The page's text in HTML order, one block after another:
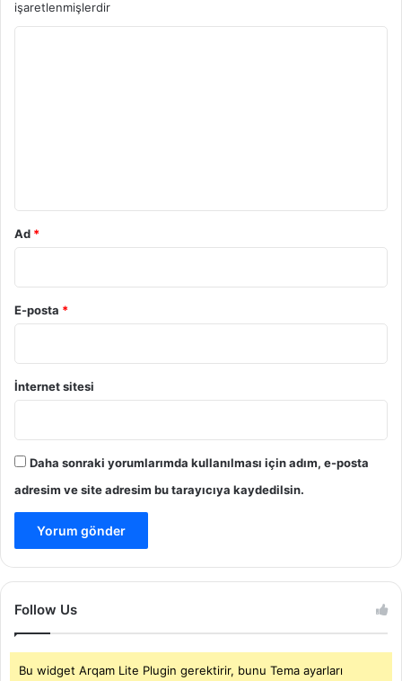
işaretlenmişlerdir
Ad *
E-posta *
İnternet sitesi
Daha sonraki yorumlarımda kullanılması için adım, e-posta
adresim ve site adresim bu tarayıcıya kaydedilsin.
Follow Us
Bu widget Arqam Lite Plugin gerektirir, bunu Tema ayarları